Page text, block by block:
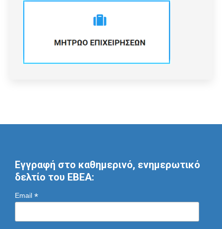
Εγγραφή στο καθημερινό, ενημερωτικό
δελτίο του ΕΒΕΑ:
Email *